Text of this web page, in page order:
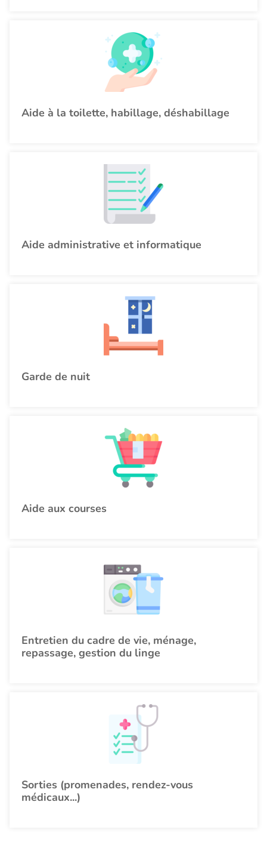
Aide à la toilette, habillage, déshabillage
Aide administrative et informatique
Garde de nuit
Aide aux courses
Entretien du cadre de vie, ménage,
repassage, gestion du linge
Sorties (promenades, rendez-vous
médicaux...)